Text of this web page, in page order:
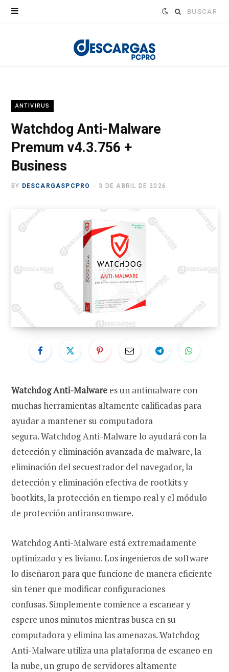
Buscar:
ANTIVIRUS
Watchdog Anti-Malware
Premum v4.3.756 +
Business
BY DESCARGASPCPRO 3 DE ABRIL DE 2026
Watchdog Anti-Malware es un antimalware con
muchas herramientas altamente calificadas para
ayudar a mantener su computadora
segura. Watchdog Anti-Malware lo ayudará con la
detección y eliminación avanzada de malware, la
eliminación del secuestrador del navegador, la
detección y eliminación efectiva de rootkits y
bootkits, la protección en tiempo real y el módulo
de protección antiransomware.
Watchdog Anti-Malware está extremadamente
optimizado y es liviano. Los ingenieros de software
lo diseñaron para que funcione de manera eficiente
sin tener que modificar configuraciones
confusas. Simplemente comience a escanear y
espere unos minutos mientras busca en su
computadora y elimina las amenazas. Watchdog
Anti-Malware utiliza una plataforma de escaneo en
la nube, un grupo de servidores altamente